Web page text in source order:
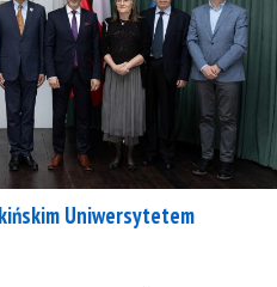
Uniwersytetem